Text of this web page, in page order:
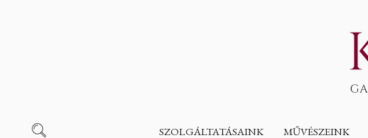
SZOLGÁLTATÁSAINK MŰVÉSZEINK